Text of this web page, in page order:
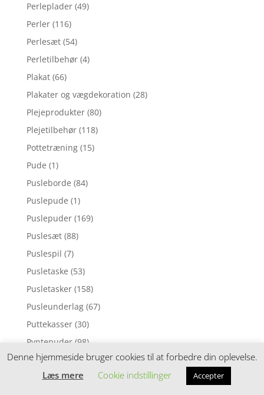
Perleplader (49)
Perler (116)
Perlesæt (54)
Perletilbehør (4)
Plakat (66)
Plakater og vægdekoration (28)
Plejeprodukter (80)
Plejetilbehør (118)
Pottetræning (15)
Pude (1)
Pusleborde (84)
Puslepude (1)
Puslepuder (169)
Puslesæt (88)
Puslespil (7)
Pusletaske (53)
Pusletasker (158)
Pusleunderlag (67)
Puttekasser (30)
Pyntepuder (98)
Rangle (6)
Rangler (104)
Denne hjemmeside bruger cookies til at forbedre din oplevelse.
Læs mere
Cookie indstillinger Accepter